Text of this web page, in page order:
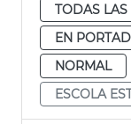
TODAS
EN
NORMAL
ESCOLA